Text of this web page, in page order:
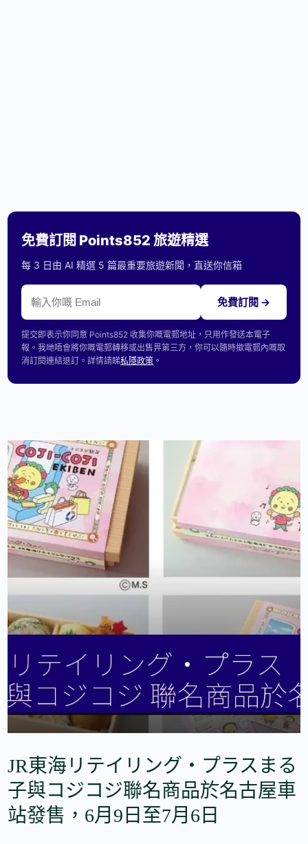
免費訂閱 Points852 旅遊精選
每 3 日由 AI 精選 5 篇最重要旅遊新聞，直送你信箱
免費訂閱 →
提交即表示你同意 Points852 收集你嘅電郵地址，只用作發送本電子
報。我哋唔會將你嘅電郵轉移或出售畀第三方，你可以隨時撳電郵內嘅取
消訂閱連結退訂。詳情請睇私隱政策 。
JR東海リテイリング・プラスまる
子與コジコジ聯名商品於名古屋車
站發售，6月9日至7月6日